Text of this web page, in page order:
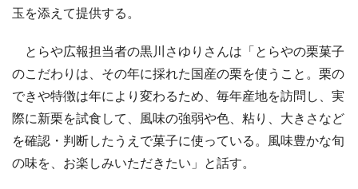
玉を添えて提供する。
とらや広報担当者の黒川さゆりさんは「とらやの栗菓子
のこだわりは、その年に採れた国産の栗を使うこと。栗の
できや特徴は年により変わるため、毎年産地を訪問し、実
際に新栗を試食して、風味の強弱や色、粘り、大きさなど
を確認・判断したうえで菓子に使っている。風味豊かな旬
の味を、お楽しみいただきたい」と話す。